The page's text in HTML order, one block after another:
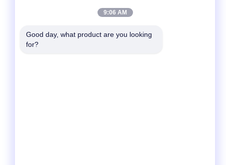
9:06 AM
Good day, what product are you looking
for?